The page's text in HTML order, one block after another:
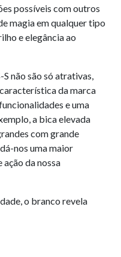
possíveis com outros
magia em qualquer tipo
e elegância ao
não são só atrativas,
da marca
e uma
a bica elevada
com grande
nos uma maior
da nossa
o branco revela